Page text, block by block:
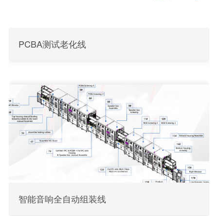
PCBA测试老化线
智能音响全自动组装线